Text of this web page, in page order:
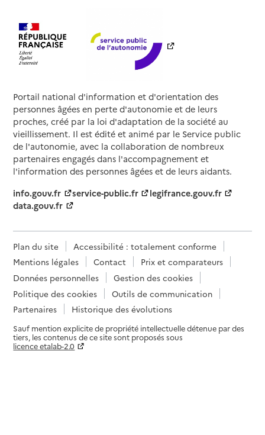
Portail national d'information et d'orientation des
personnes âgées en perte d'autonomie et de leurs
proches, créé par la loi d'adaptation de la société au
vieillissement. Il est édité et animé par le Service public
de l'autonomie, avec la collaboration de nombreux
partenaires engagés dans l'accompagnement et
l'information des personnes âgées et de leurs aidants.
info.gouv.fr
service-public.fr
legifrance.gouv.fr
data.gouv.fr
Plan du site
Accessibilité : totalement conforme
Mentions légales
Contact
Prix et comparateurs
Données personnelles
Gestion des cookies
Politique des cookies
Outils de communication
Partenaires
Historique des évolutions
Sauf mention explicite de propriété intellectuelle détenue par des
tiers, les contenus de ce site sont proposés sous
licence etalab-2.0